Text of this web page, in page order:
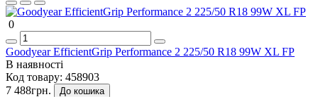
0
Goodyear EfficientGrip Performance 2 225/50 R18 99W XL FP
В наявності
Код товару: 458903
7 488грн.
До кошика